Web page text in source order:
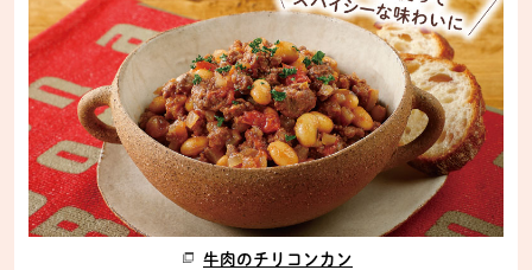
牛肉のチリコンカン